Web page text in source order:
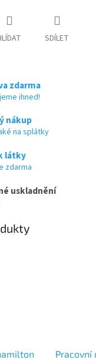
SDÍLET
zdarma
ihned!
nákup
na splátky
látky
zdarma
uskladnění
Pracovní